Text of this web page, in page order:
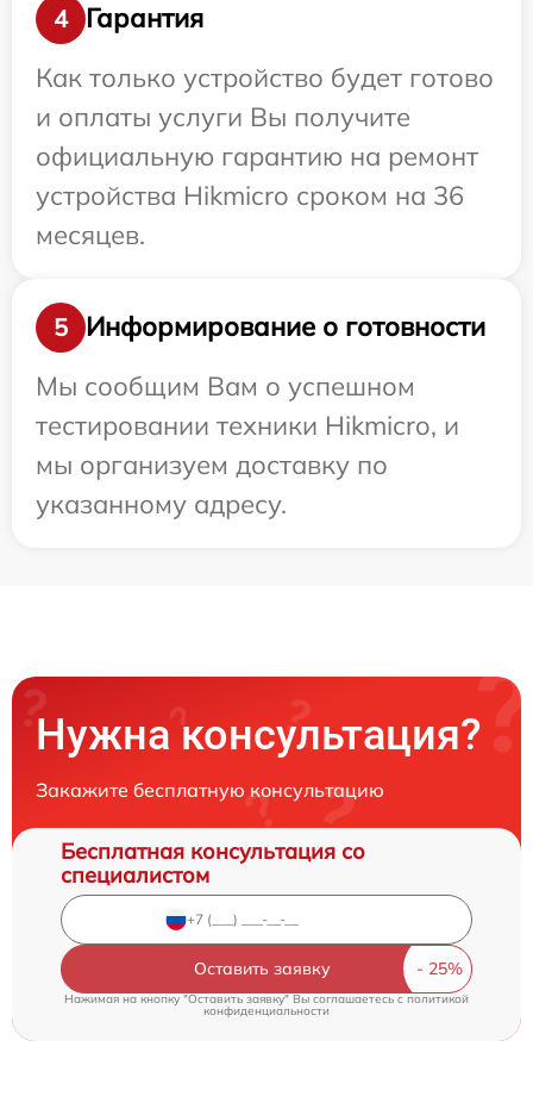
4
Гарантия
Как только устройство будет готово
и оплаты услуги Вы получите
официальную гарантию на ремонт
устройства Hikmicro сроком на 36
месяцев.
5
Информирование о готовности
Мы сообщим Вам о успешном
тестировании техники Hikmicro, и
мы организуем доставку по
указанному адресу.
Нужна консультация?
Закажите бесплатную консультацию
Бесплатная консультация со
специалистом
Оставить заявку
Нажимая на кнопку "Оставить заявку" Вы соглашаетесь cполитикой
конфиденциальности